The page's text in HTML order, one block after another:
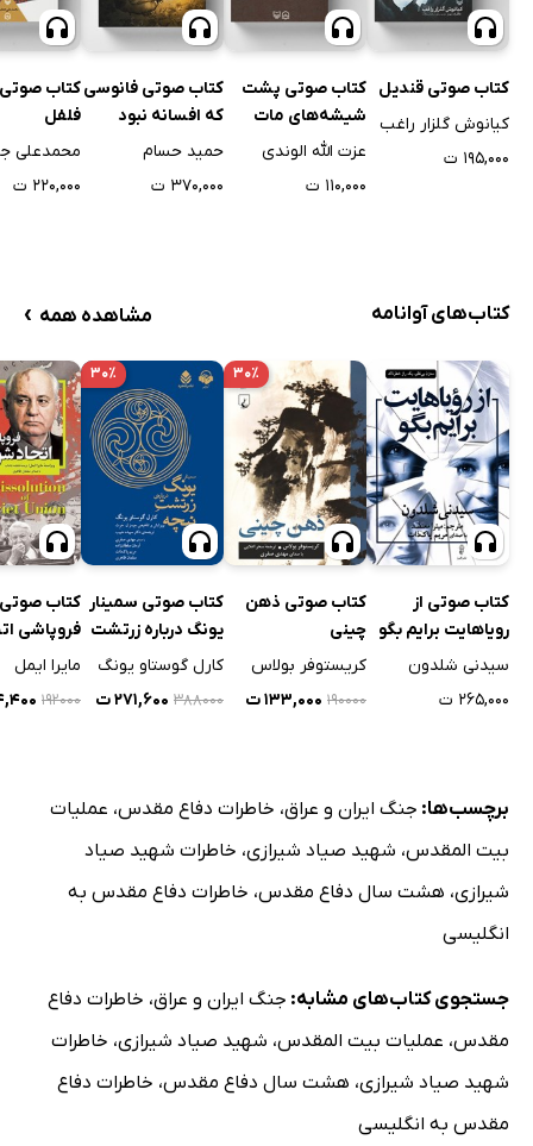
کتاب صوتی قندیل
کیانوش گلزار راغب
۱۹۵,۰۰۰ ت
کتاب صوتی پشت
شیشه‌های مات
عزت الله الوندی
۱۱۰,۰۰۰ ت
کتاب صوتی فانوسی
که افسانه نبود
حمید حسام
۳۷۰,۰۰۰ ت
کتاب
فلفل
محمدعلی
۲۲۰,۰۰۰ ت
کتاب‌های آوانامه مشاهده همه ›
کتاب صوتی از
رویاهایت برایم بگو
سیدنی شلدون
۲۶۵,۰۰۰ ت
۳۰٪
کتاب صوتی ذهن
چینی
کریستوفر بولاس
۱۹۰۰۰۰ ۱۳۳,۰۰۰ ت
۳۰٪
کتاب صوتی سمینار
یونگ درباره زرتشت
نیچه
کارل گوستاو یونگ
۳۸۸۰۰۰ ۲۷۱,۶۰۰ ت
کتاب صوتی
فروپاشی
شوروی
مایرا ایمل
۱۹۲۰۰۰
برچسب‌ها: جنگ ایران و عراق، خاطرات دفاع مقدس، عملیات
بیت المقدس، شهید صیاد شیرازی، خاطرات شهید صیاد
شیرازی، هشت سال دفاع مقدس، خاطرات دفاع مقدس به
انگلیسی
جستجوی کتاب‌های مشابه: جنگ ایران و عراق، خاطرات دفاع
مقدس، عملیات بیت المقدس، شهید صیاد شیرازی، خاطرات
شهید صیاد شیرازی، هشت سال دفاع مقدس، خاطرات دفاع
مقدس به انگلیسی